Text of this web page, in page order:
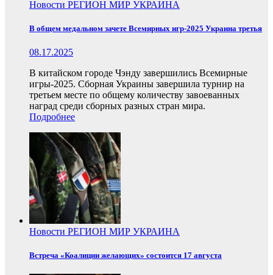
Новости РЕГИОН МИР УКРАИНА
В общем медальном зачете Всемирных игр-2025 Украина третья
08.17.2025
В китайском городе Чэнду завершились Всемирные
игры-2025. Сборная Украины завершила турнир на
третьем месте по общему количеству завоеванных
наград среди сборных разных стран мира.
Подробнее
Новости РЕГИОН МИР УКРАИНА
Встреча «Коалиции желающих» состоится 17 августа